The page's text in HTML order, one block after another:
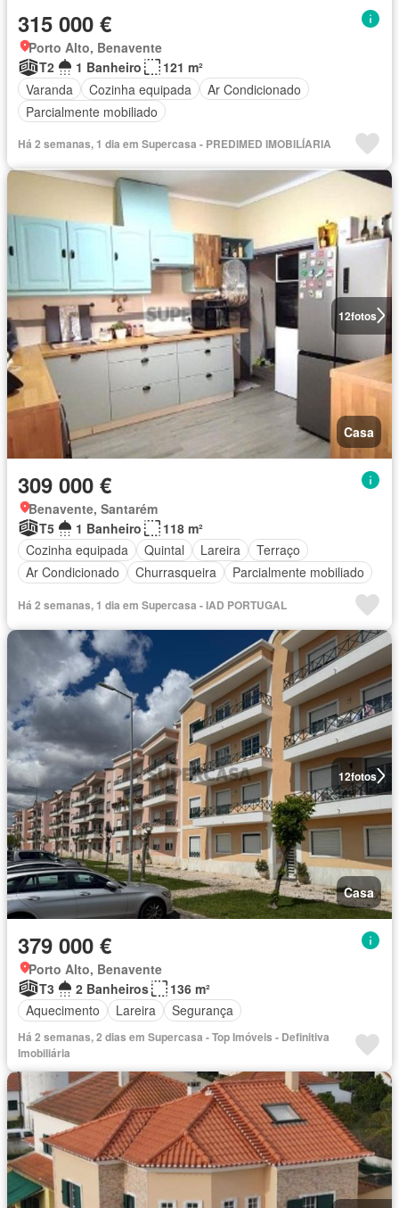
315 000 €
Porto Alto, Benavente
T2
1 Banheiro
121 m²
Varanda
Cozinha equipada
Ar Condicionado
Parcialmente mobiliado
Há 2 semanas, 1 dia em Supercasa - PREDIMED IMOBILÍARIA
12fotos
Casa
309 000 €
Benavente, Santarém
T5
1 Banheiro
118 m²
Cozinha equipada
Quintal Lareira
Terraço
Ar Condicionado
Churrasqueira Parcialmente mobiliado
Há 2 semanas, 1 dia em Supercasa - IAD PORTUGAL
12fotos
Casa
379 000 €
Porto Alto, Benavente
T3
2 Banheiros
136 m²
Aquecimento
Lareira Segurança
Há 2 semanas, 2 dias em Supercasa - Top Imóveis - Definitiva
Imobiliária